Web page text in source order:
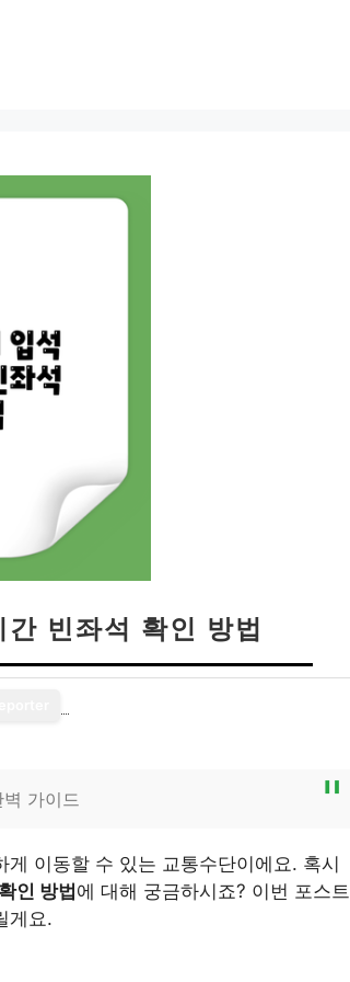
빈좌석 확인 방법
가이드
이동할 수 있는 교통수단이에요. 혹시
인 방법 에 대해 궁금하시죠? 이번 포스트
게요.